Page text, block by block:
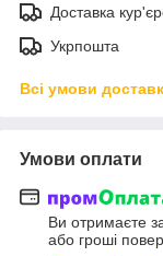
Доставка
Укрпошта
Всі умови
Умови оплати
Ви отримаєте
або гроші